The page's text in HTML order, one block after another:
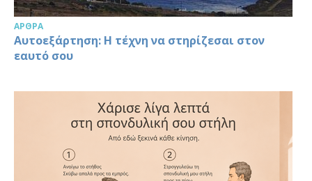
ΆΡΘΡΑ
Αυτοεξάρτηση: Η τέχνη να στηρίζεσαι στον
εαυτό σου